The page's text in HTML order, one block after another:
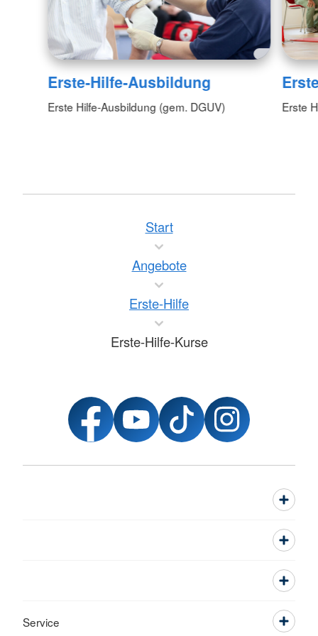
Erste-Hilfe-Ausbildung
Erste Hilfe-Ausbildung (gem. DGUV) Erste
Start
Angebote
Erste-Hilfe
Erste-Hilfe-Kurse
Service